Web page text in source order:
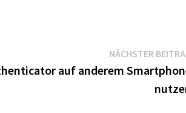
NÄCHSTER
auf anderem